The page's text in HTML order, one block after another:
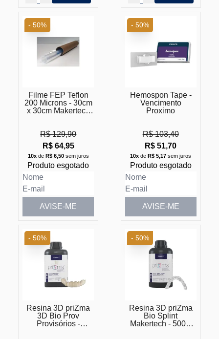
Filme FEP Teflon
200 Microns - 30cm
x 30cm Makertech
R$ 129,90
R$ 64,95
10xde R$ 6,50sem juros
- 50%
Produto esgotado
AVISE-ME
Hemospon Tape -
Vencimento
Proximo
R$ 103,40
R$ 51,70
10x deR$ 5,17 sem juros
- 50%
Produto esgotado
AVISE-ME
Resina 3D priZma
3D Bio Prov
Provisórios -
- 50%
Resina 3D priZma
Bio Splint
Makertech - 500G
- 50%